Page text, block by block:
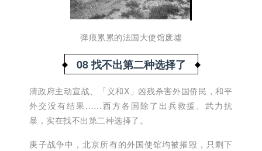
弹痕累累的法国大使馆废墟
08 找不出第二种选择了
清政府主动宣战、「义和X」凶残杀害外国侨民，和平
外交没有结果……西方各国除了出兵救援、武力抗
暴，实在找不出第二种选择了。
庚子战争中，北京所有的外国使馆均被摧毁，只剩下